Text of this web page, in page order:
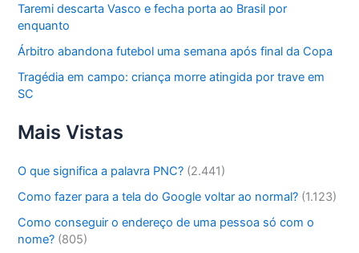
Taremi descarta Vasco e fecha porta ao Brasil por
enquanto
Árbitro abandona futebol uma semana após final da Copa
Tragédia em campo: criança morre atingida por trave em
SC
Mais Vistas
O que significa a palavra PNC? (2.441)
Como fazer para a tela do Google voltar ao normal? (1.123)
Como conseguir o endereço de uma pessoa só com o
nome? (805)